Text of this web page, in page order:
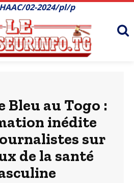
02-2024/pl/p
Bleu au Togo :
inédite
sur
de la santé